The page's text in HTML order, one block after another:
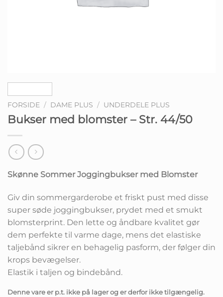
FORSIDE / DAME PLUS / UNDERDELE PLUS
Bukser med blomster – Str. 44/50
Skønne Sommer Joggingbukser med Blomster
Giv din sommergarderobe et friskt pust med disse
super søde joggingbukser, prydet med et smukt
blomsterprint. Den lette og åndbare kvalitet gør
dem perfekte til varme dage, mens det elastiske
taljebånd sikrer en behagelig pasform, der følger din
krops bevægelser.
Elastik i taljen og bindebånd.
Denne vare er p.t. ikke på lager og er derfor ikke tilgængelig.